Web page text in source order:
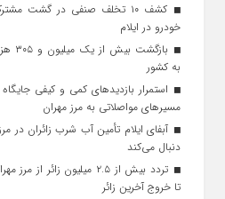
کشف ۱۰ تخلف صنفی در گشت
خودرو در ایلام
به کشور
استمرار بازدیدهای کمی و کیفی
مسیرهای مواصلاتی به مرز مهران
آبفای ایلام تأمین آب شرب زائران در
دنبال می‌کند
تردد بیش از ۲.۵ میلیون
تا خروج آخرین زائر